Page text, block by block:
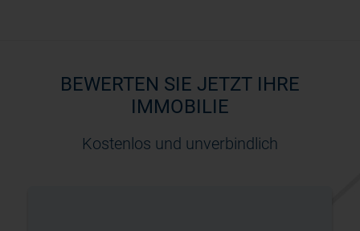
BEWERTEN SIE JETZT IHRE
IMMOBILIE
Kostenlos und unverbindlich